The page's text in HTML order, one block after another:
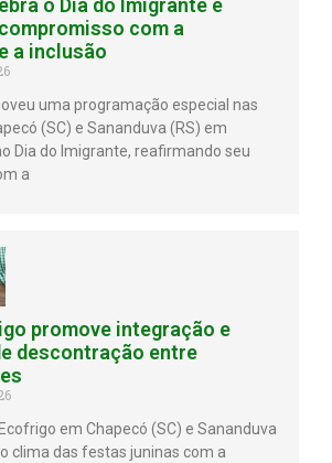
o Dia do Imigrante e
com a
a inclusão
uma programação especial nas
(SC) e Sananduva (RS) em
Dia do Imigrante, reafirmando seu
a
promove integração e
descontração entre
em Chapecó (SC) e Sananduva
clima das festas juninas com a